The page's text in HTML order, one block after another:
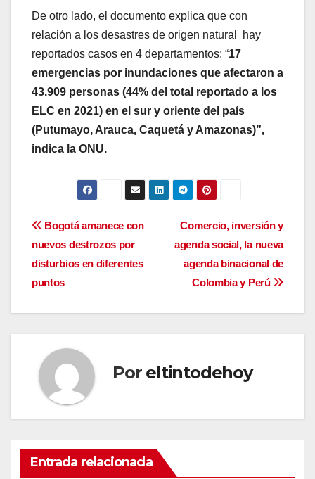
De otro lado, el documento explica que con
relación a los desastres de origen natural hay
reportados casos en 4 departamentos: “17
emergencias por inundaciones que afectaron a
43.909 personas (44% del total reportado a los
ELC en 2021) en el sur y oriente del país
(Putumayo, Arauca, Caquetá y Amazonas)”,
indica la ONU.
Navegación
de
entradas
Comercio, inversión y
agenda social, la nueva
agenda binacional de
Colombia y Perú
Bogotá amanece con
nuevos destrozos por
disturbios en diferentes
puntos
Por eltintodehoy
Entrada relacionada